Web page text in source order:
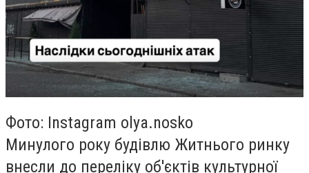
Фото: Instagram olya.nosko
Минулого року будівлю Житнього ринку
внесли до переліку об'єктів культурної